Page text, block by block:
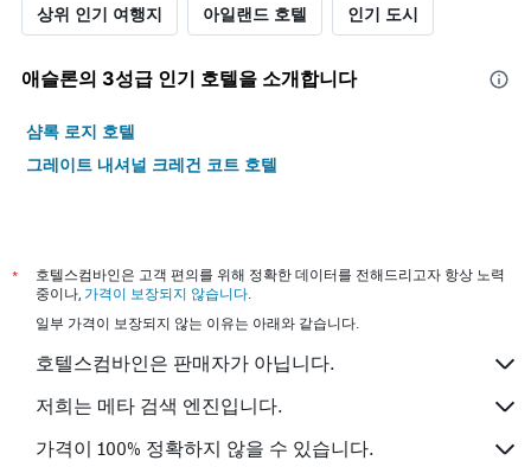
상위 인기 여행지 아일랜드 호텔 인기 도시
애슬론​의 3​성급 인기 호텔을 소개합니다
샴록 로지 호텔
그레이트 내셔널 크레건 코트 호텔
*
호텔스컴바인은 고객 편의를 위해 정확한 데이터를 전해드리고자 항상 노력
중이나, 가격이 보장되지 않습니다.
일부 가격이 보장되지 않는 이유는 아래와 같습니다.
호텔스컴바인은 판매자가 아닙니다.
저희는 메타 검색 엔진입니다.
가격이 100% 정확하지 않을 수 있습니다.